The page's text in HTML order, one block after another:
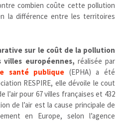
combien coûte cette pollution
la différence entre les territoires
sur le coût de la pollution
villes européennes, réalisée par
santé publique (EPHA) a été
RESPIRE, elle dévoile le cout
l’air pour 67 villes françaises et 432
de l’air est la cause principale de
en Europe, selon l’agence